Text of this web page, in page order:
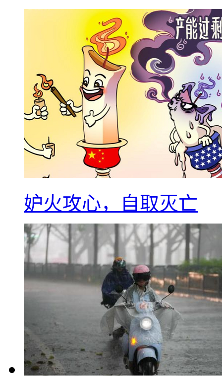
妒火攻心，自取灭亡